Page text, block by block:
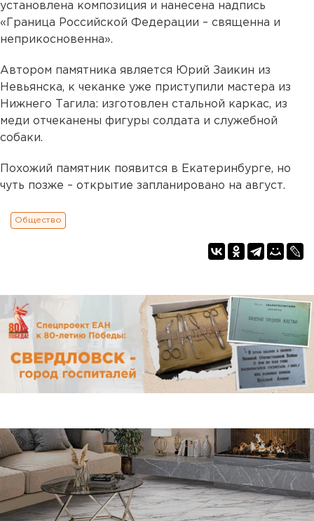
установлена композиция и нанесена надпись
«Граница Российской Федерации – священна и
неприкосновенна».
Автором памятника является Юрий Заикин из
Невьянска, к чеканке уже приступили мастера из
Нижнего Тагила: изготовлен стальной каркас, из
меди отчеканены фигуры солдата и служебной
собаки.
Похожий памятник появится в Екатеринбурге, но
чуть позже – открытие запланировано на август.
Общество